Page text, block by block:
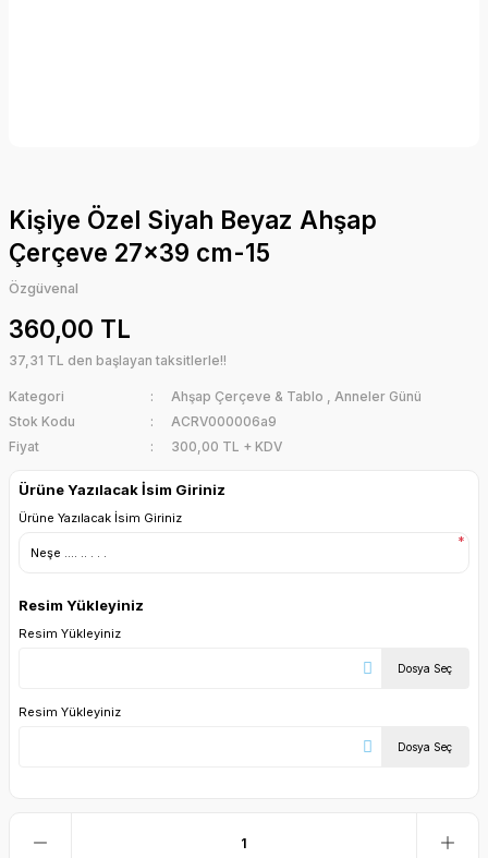
Kişiye Özel Siyah Beyaz Ahşap
Çerçeve 27x39 cm-15
Özgüvenal
360,00 TL
37,31 TL den başlayan taksitlerle!!
Kategori Ahşap Çerçeve & Tablo , Anneler Günü
Stok Kodu
ACRV000006a9
Fiyat
300,00 TL + KDV
Ürüne Yazılacak İsim Giriniz
Ürüne Yazılacak İsim Giriniz
*
Resim Yükleyiniz
Resim Yükleyiniz
Dosya Seç
Resim Yükleyiniz
Dosya Seç